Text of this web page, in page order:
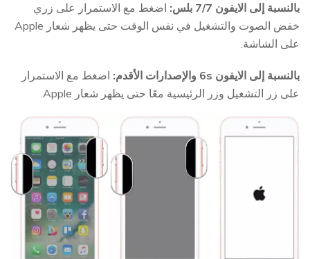
بالنسبة إلى الايفون 7/7 بلس:
اضغط مع الاستمرار على زري
خفض الصوت والتشغيل في نفس الوقت حتى يظهر شعار Apple
على الشاشة.
بالنسبة إلى الايفون 6s والإصدارات الأقدم:
اضغط مع الاستمرار
على زر التشغيل وزر الرئيسية معًا حتى يظهر شعار Apple.